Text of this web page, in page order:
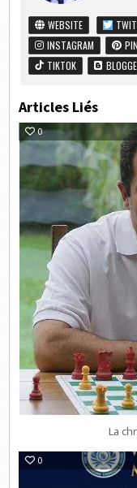
WEBSITE
INSTAGRAM
TIKTOK
Articles Liés
0
La
0